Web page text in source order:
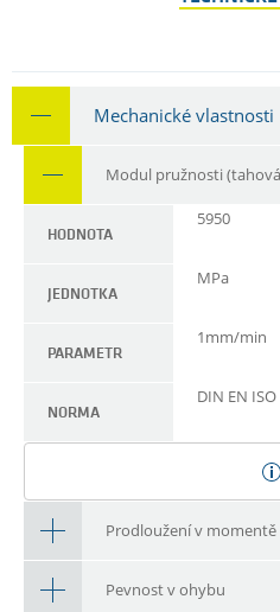
Mechanické vlastnosti
Modul pružnosti
HODNOTA
5950
JEDNOTKA
MPa
PARAMETR
1mm/min
NORMA
DIN EN
Prodloužení v
Pevnost v ohybu